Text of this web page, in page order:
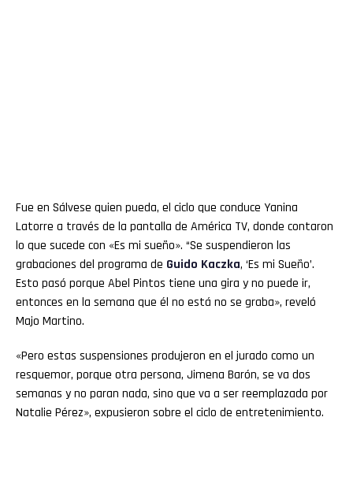
Fue en Sálvese quien pueda, el ciclo que conduce Yanina
Latorre a través de la pantalla de América TV, donde contaron
lo que sucede con «Es mi sueño». “Se suspendieron las
grabaciones del programa de Guido Kaczka, ‘Es mi Sueño’.
Esto pasó porque Abel Pintos tiene una gira y no puede ir,
entonces en la semana que él no está no se graba», reveló
Majo Martino.
«Pero estas suspensiones produjeron en el jurado como un
resquemor, porque otra persona, Jimena Barón, se va dos
semanas y no paran nada, sino que va a ser reemplazada por
Natalie Pérez», expusieron sobre el ciclo de entretenimiento.